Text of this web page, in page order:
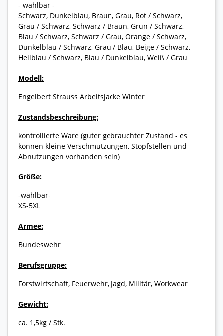
- wählbar -
Schwarz, Dunkelblau, Braun, Grau, Rot / Schwarz,
Grau / Schwarz, Schwarz / Braun, Grün / Schwarz,
Blau / Schwarz, Schwarz / Grau, Orange / Schwarz,
Dunkelblau / Schwarz, Grau / Blau, Beige / Schwarz,
Hellblau / Schwarz, Blau / Dunkelblau, Weiß / Grau
Modell:
Engelbert Strauss Arbeitsjacke Winter
Zustandsbeschreibung:
kontrollierte Ware (guter gebrauchter Zustand - es
können kleine Verschmutzungen, Stopfstellen und
Abnutzungen vorhanden sein)
Größe:
-wählbar-
XS-5XL
Armee:
Bundeswehr
Berufsgruppe:
Forstwirtschaft, Feuerwehr, Jagd, Militär, Workwear
Gewicht:
ca. 1,5kg / Stk.